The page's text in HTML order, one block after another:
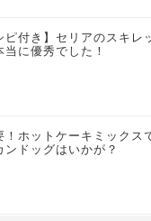
ピ付き】セリアのスキレ
当に優秀でした！
！ホットケーキミックス
ンドッグはいかが？